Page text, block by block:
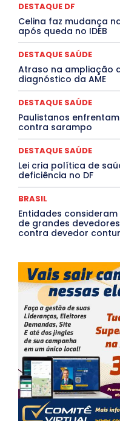
Paraíba
Rio de
Santa Catarina
Saúde Agora
TÁ FROID?
DESTAQUE DF
Celina faz mudança
após queda no IDEB
DESTAQUE SAÚDE
Atraso na ampliação
diagnóstico da AME
DESTAQUE SAÚDE
Paulistanos
contra sarampo
DESTAQUE SAÚDE
Lei cria política de
deficiência no DF
BRASIL
Entidades
de grandes
contra devedor